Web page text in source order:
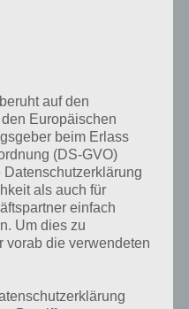
nachfolgend ein Video zur App
auf den
Europäischen
beim Erlass
(DS-GVO)
als auch für
einfach
Um dies zu
vorab die verwendeten